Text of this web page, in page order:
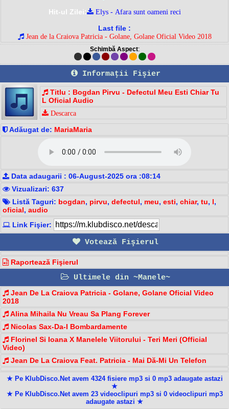
Hit-ul Zilei:
Elys - Afara sunt oameni reci
Last file :
Jean de la Craiova Patricia - Golane, Golane Oficial Video 2018
Schimbă Aspect:
Informaţii Fişier
Titlu : Bogdan Pirvu - Defectul Meu Esti Chiar Tu
L Oficial Audio
Descarca
Adăugat de: MariaMaria
Data adaugarii : 06-August-2025 ora :08:14
Vizualizari: 637
Listă Taguri: bogdan, pirvu, defectul, meu, esti, chiar, tu, l,
oficial, audio
Link Fişier:
Votează Fişierul
Raportează Fişierul
Ultimele din ~Manele~
Jean De La Craiova Patricia - Golane, Golane Oficial Video
2018
Alina Mihaila Nu Vreau Sa Plang Forever
Nicolas Sax-Da-I Bombardamente
Florinel Si Ioana X Manelele Viitorului - Teri Meri (Official
Video)
Jean De La Craiova Feat. Patricia - Mai Dă-Mi Un Telefon
★ Pe KlubDisco.Net avem 4324 fisiere mp3 si 0 mp3 adaugate astazi
★
★ Pe KlubDisco.Net avem 23 videoclipuri mp3 si 0 videoclipuri mp3
adaugate astazi ★